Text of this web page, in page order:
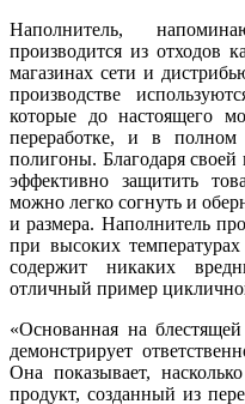
Наполнитель,
производится из отходов
магазинах сети и
производстве
которые до настоящего
переработке, и в
полигоны. Благодаря своей
эффективно защитить
можно легко согнуть и
и размера. Наполнитель
при высоких
содержит никаких
отличный пример
«Основанная на
демонстрирует
Она показывает,
продукт, созданный из